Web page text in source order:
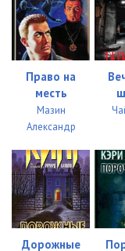
Право на
месть
Мазин
Александр
Дорожные